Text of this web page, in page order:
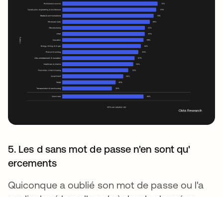
5. Les d sans mot de passe n'en sont qu'
ercements
Quiconque a oublié son mot de passe ou l'a